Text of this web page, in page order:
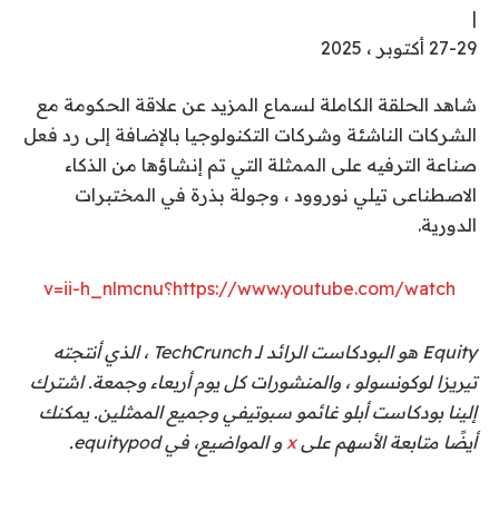
|
27-29 أكتوبر ، 2025
شاهد الحلقة الكاملة لسماع المزيد عن علاقة الحكومة مع
الشركات الناشئة وشركات التكنولوجيا بالإضافة إلى رد فعل
صناعة الترفيه على الممثلة التي تم إنشاؤها من الذكاء
الاصطناعى تيلي نوروود ، وجولة بذرة في المختبرات
الدورية.
https://www.youtube.com/watch؟v=ii-h_nlmcnu
Equity هو البودكاست الرائد لـ TechCrunch ، الذي أنتجته
تيريزا لوكونسولو ، والمنشورات كل يوم أربعاء وجمعة. اشترك
إلينا بودكاست أبلو غائمو سبوتيفي وجميع الممثلين. يمكنك
أيضًا متابعة الأسهم علىx والمواضيع، في equitypod.